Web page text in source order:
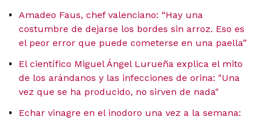
Amadeo Faus, chef valenciano: “Hay una
costumbre de dejarse los bordes sin arroz. Eso es
el peor error que puede cometerse en una paella”
El científico Miguel Ángel Lurueña explica el mito
de los arándanos y las infecciones de orina: "Una
vez que se ha producido, no sirven de nada"
Echar vinagre en el inodoro una vez a la semana: